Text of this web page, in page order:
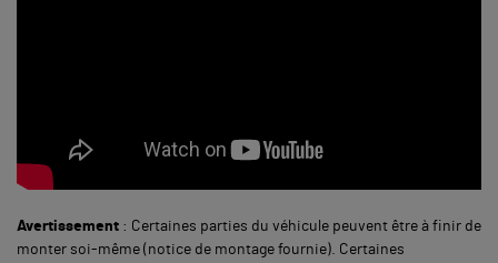
Avertissement : Certaines parties du véhicule peuvent être à finir de
monter soi-même (notice de montage fournie). Certaines